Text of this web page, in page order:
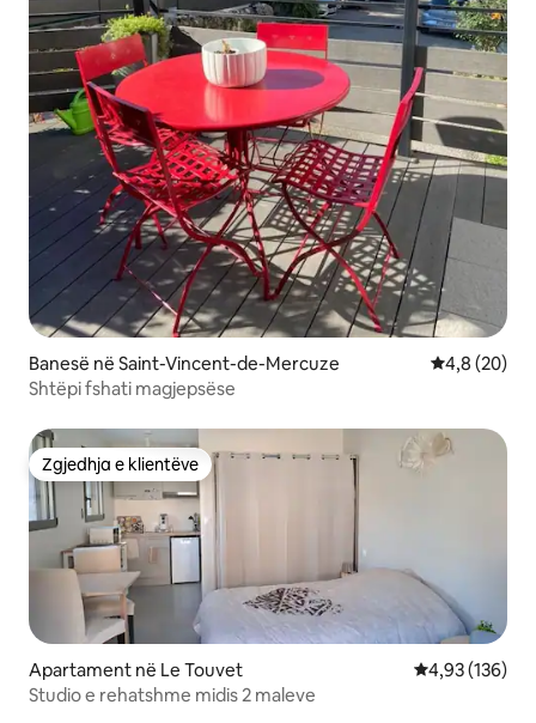
Banesë në Saint-Vincent-de-Mercuze Vlerësimi
4,8 (20)
Shtëpi fshati magjepsëse
Zgjedhja e klientëve
Zgjedhja e klientëve
Apartament në Le Touvet Vlerësimi
4,93 (136)
Studio e rehatshme midis 2 maleve